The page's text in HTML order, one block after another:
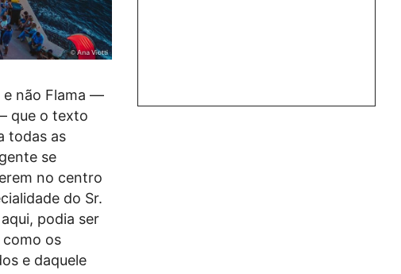
e não Flama —
que o texto
todas as
se
no centro
do Sr.
podia ser
como os
e daquele